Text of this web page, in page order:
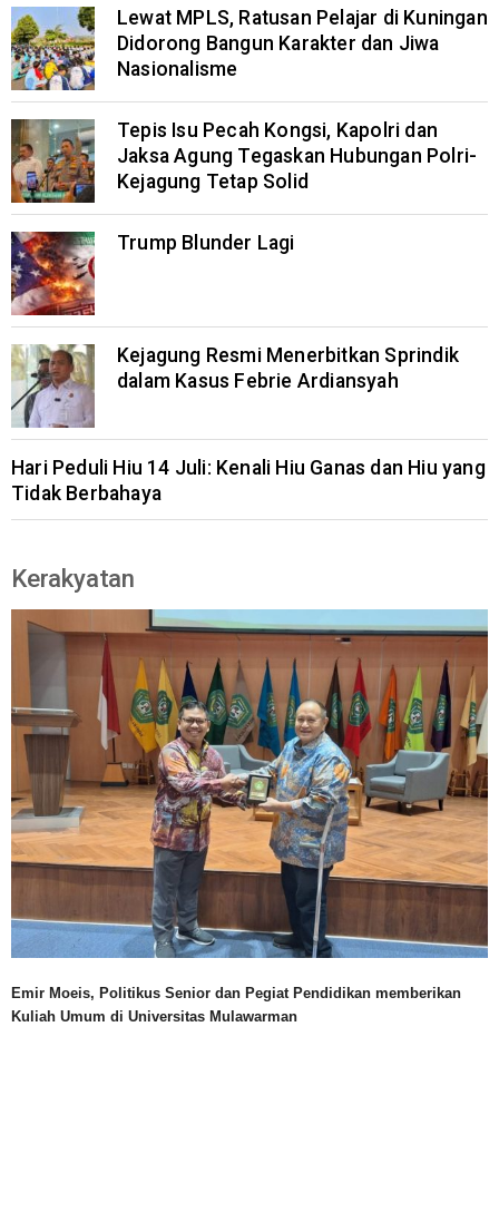
Lewat MPLS, Ratusan Pelajar di Kuningan
Didorong Bangun Karakter dan Jiwa
Nasionalisme
Tepis Isu Pecah Kongsi, Kapolri dan
Jaksa Agung Tegaskan Hubungan Polri-
Kejagung Tetap Solid
Trump Blunder Lagi
Kejagung Resmi Menerbitkan Sprindik
dalam Kasus Febrie Ardiansyah
Hari Peduli Hiu 14 Juli: Kenali Hiu Ganas dan Hiu yang
Tidak Berbahaya
Kerakyatan
Emir Moeis, Politikus Senior dan Pegiat Pendidikan memberikan
Kuliah Umum di Universitas Mulawarman